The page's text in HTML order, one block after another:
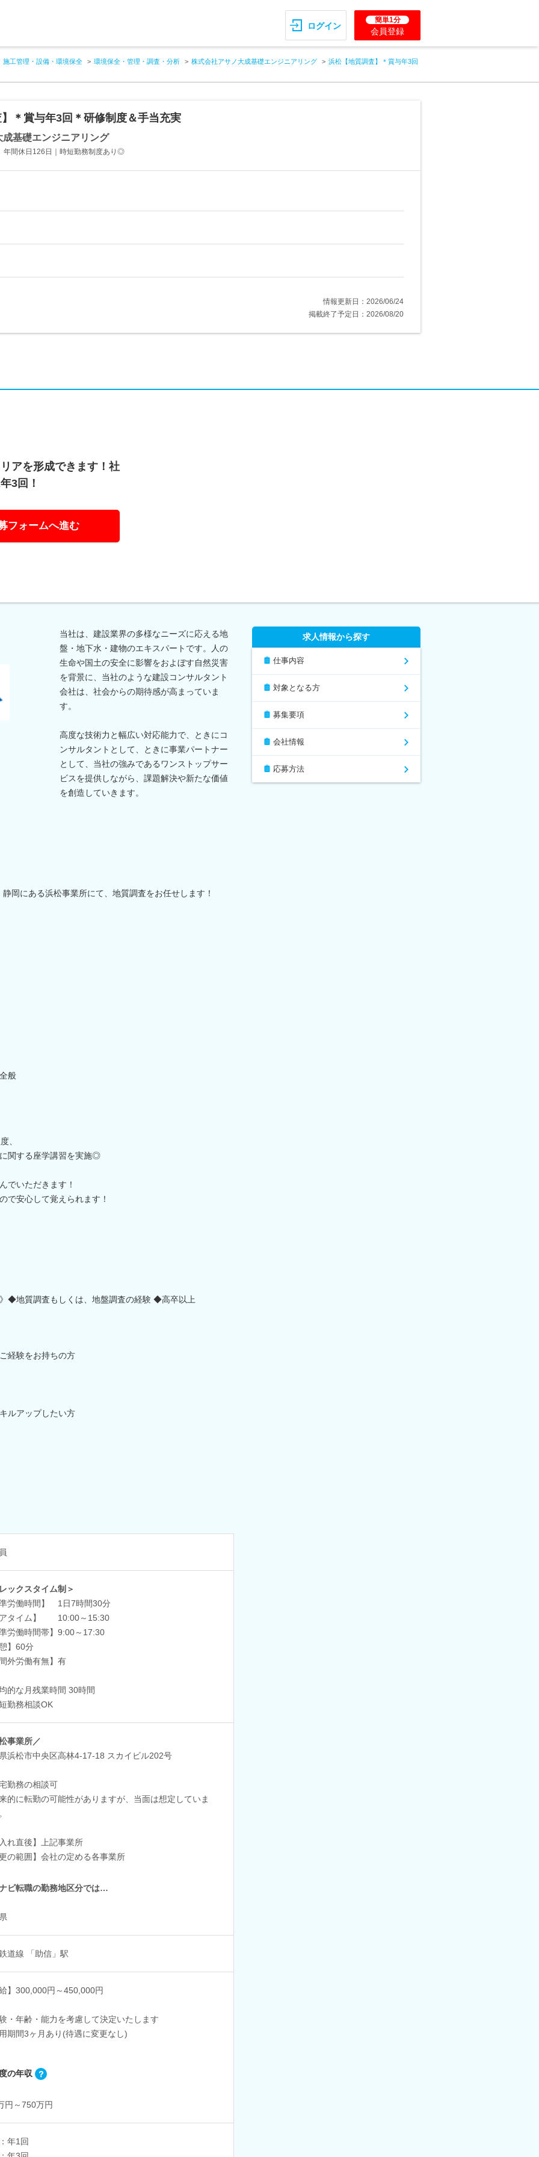
ログイン
簡単1分
会員登録
施工管理・設備・環境保全 環境保全・管理・調査・分析 株式会社アサノ大成基礎エンジニアリング 浜松【地質調査】＊賞与年3回
＊賞与年3回＊研修制度＆手当充実
基礎エンジニアリング
年間休日126日｜時短勤務制度あり◎
情報更新日：2026/06/24
掲載終了予定日：2026/08/20
アを形成できます！社
3回！
フォームへ進む
当社は、建設業界の多様なニーズに応える地
盤・地下水・建物のエキスパートです。人の
生命や国土の安全に影響をおよぼす自然災害
を背景に、当社のような建設コンサルタント
会社は、社会からの期待感が高まっていま
す。
高度な技術力と幅広い対応能力で、ときにコ
ンサルタントとして、ときに事業パートナー
として、当社の強みであるワンストップサー
ビスを提供しながら、課題解決や新たな価値
を創造していきます。
岡にある浜松事業所にて、地質調査をお任せします！
般
、
関する座学講習を実施◎
でいただきます！
で安心して覚えられます！
◆地質調査もしくは、地盤調査の経験 ◆高卒以上
経験をお持ちの方
ルアップしたい方
ックスタイム制＞
労働時間】 1日7時間30分
タイム】 10:00～15:30
労働時間帯】9:00～17:30
】60分
外労働有無】有
的な月残業時間 30時間
勤務相談OK
事業所／
浜松市中央区高林4-17-18 スカイビル202号
勤務の相談可
的に転勤の可能性がありますが、当面は想定していま
れ直後】上記事業所
の範囲】会社の定める各事業所
ビ転職の勤務地区分では…
道線 「助信」駅
】300,000円～450,000円
・年齢・能力を考慮して決定いたします
期間3ヶ月あり(待遇に変更なし)
の年収
円～750万円
年1回
求人情報から探す
仕事内容
対象となる方
募集要項
会社情報
応募方法